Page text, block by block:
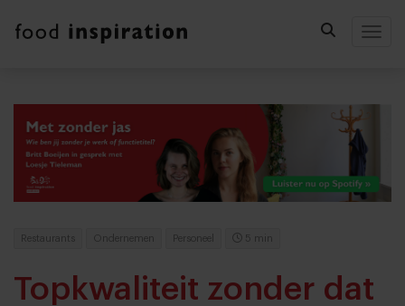
Restaurants Ondernemen Personeel 5 min
Topkwaliteit zonder dat